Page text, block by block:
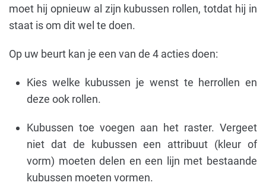
moet hij opnieuw al zijn kubussen rollen, totdat hij in
staat is om dit wel te doen.
Op uw beurt kan je een van de 4 acties doen:
Kies welke kubussen je wenst te herrollen en
deze ook rollen.
Kubussen toe voegen aan het raster. Vergeet
niet dat de kubussen een attribuut (kleur of
vorm) moeten delen en een lijn met bestaande
kubussen moeten vormen.